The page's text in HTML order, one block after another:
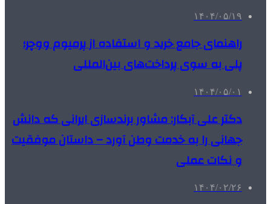
۱۴۰۴/۰۵/۱۹
راهنمای جامع خرید و استفاده از پرمیوم ووچر؛
پلی به سوی پرداخت‌های بین‌المللی
۱۴۰۴/۰۵/۰۱
دکتر علی آبکار: مشاور برندسازی ایرانی که دانش
جهانی را به خدمت وطن آورد – داستان موفقیت
و نکات عملی
۱۴۰۴/۰۲/۲۶